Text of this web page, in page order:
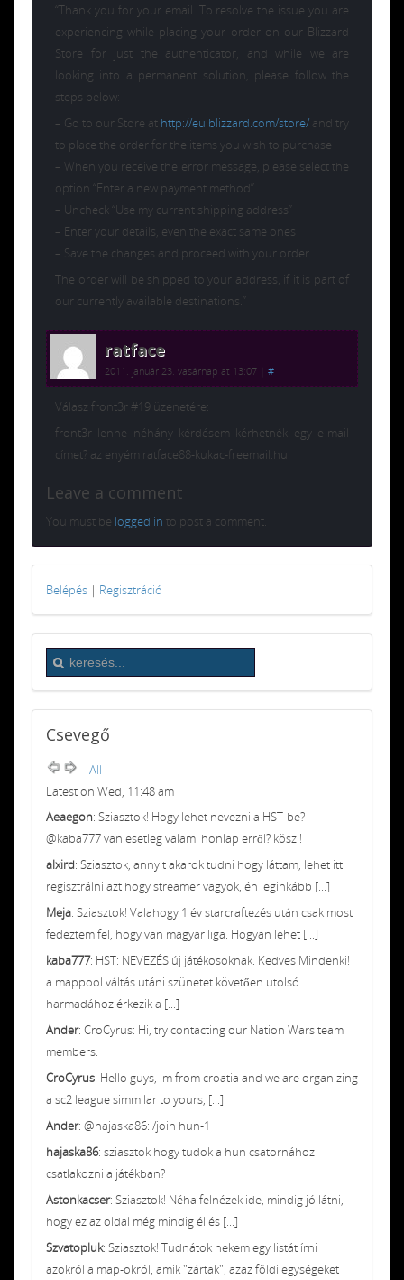
“Thank you for your email. To resolve the issue you are
experiencing while placing your order on our Blizzard
Store for just the authenticator, and while we are
looking into a permanent solution, please follow the
steps below:
– Go to our Store at http://eu.blizzard.com/store/ and try
to place the order for the items you wish to purchase
– When you receive the error message, please select the
option “Enter a new payment method”
– Uncheck “Use my current shipping address”
– Enter your details, even the exact same ones
– Save the changes and proceed with your order
The order will be shipped to your address, if it is part of
our currently available destinations.”
ratface
2011. január 23. vasárnap at 13:07 #
Válasz front3r #19 üzenetére:
front3r lenne néhány kérdésem kérhetnék egy e-mail
címet? az enyém ratface88-kukac-freemail.hu
Leave a comment
You must be logged in to post a comment.
Belépés | Regisztráció
Csevegő
All
Latest on Wed, 11:48 am
Aeaegon: Sziasztok! Hogy lehet nevezni a HST-be?
@kaba777 van esetleg valami honlap erről? köszi!
alxird: Sziasztok, annyit akarok tudni hogy láttam, lehet itt
regisztrálni azt hogy streamer vagyok, én leginkább [...]
Meja: Sziasztok! Valahogy 1 év starcraftezés után csak most
fedeztem fel, hogy van magyar liga. Hogyan lehet [...]
kaba777: HST: NEVEZÉS új játékosoknak. Kedves Mindenki!
a mappool váltás utáni szünetet követően utolsó
harmadához érkezik a [...]
Ander: CroCyrus: Hi, try contacting our Nation Wars team
members.
CroCyrus: Hello guys, im from croatia and we are organizing
a sc2 league simmilar to yours, [...]
Ander: @hajaska86: /join hun-1
hajaska86: sziasztok hogy tudok a hun csatornához
csatlakozni a játékban?
Astonkacser: Sziasztok! Néha felnézek ide, mindig jó látni,
hogy ez az oldal még mindig él és [...]
Szvatopluk: Sziasztok! Tudnátok nekem egy listát írni
azokról a map-okról, amik "zártak", azaz földi egységeket